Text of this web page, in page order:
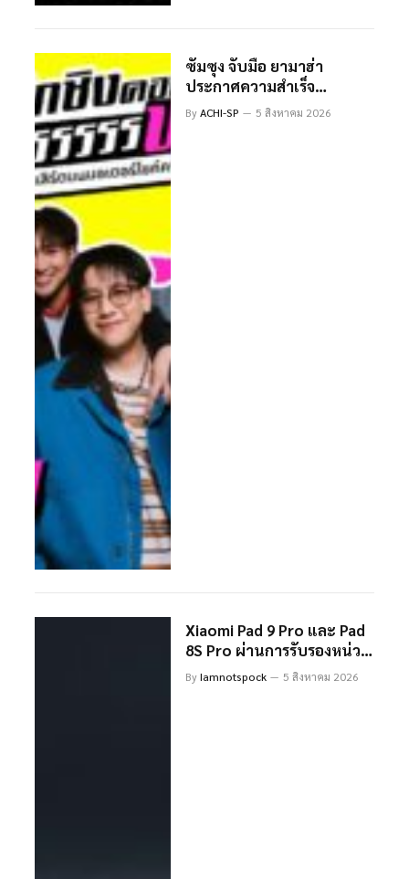
ซัมซุง จับมือ ยามาฮ่า
ประกาศความสำเร็จ
ปรากฏการณ์ “มหาลัยโคตร
ฟาซ” แคมเปญจุดพลังครีเอ
By ACHI-SP 5 สิงหาคม 2026
Xiaomi Pad 9 Pro และ Pad
8S Pro ผ่านการรับรองหน่วย
งาน MIIT ในจีนแล้ว เตรียม
เปิดตัวเร็วๆ นี้
By Iamnotspock 5 สิงหาคม 2026